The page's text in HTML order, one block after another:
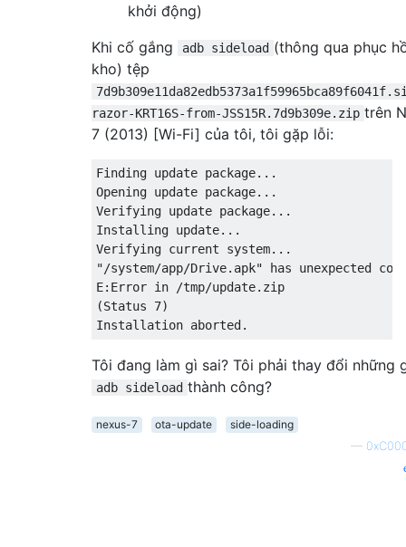
khởi động)
Khi cố gắng
adb sideload (thông qua phục
kho) tệp
razor-KRT16S-from-JSS15R.7d9b309e.zip trên
7 (2013) [Wi-Fi] của tôi, tôi gặp lỗi:
Finding update package...
Opening update package...
Verifying update package...
Installing update...
Verifying current system...
"/system/app/Drive.apk" has unexpected
E:Error in /tmp/update.zip
(Status 7)
Tôi đang làm gì sai? Tôi phải thay đổi những
adb sideload thành công?
nexus-7 ota-update
side-loading
—